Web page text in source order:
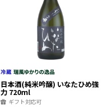
日本酒(純米吟醸) いなたひめ強
力 720ml
ギフト対応可